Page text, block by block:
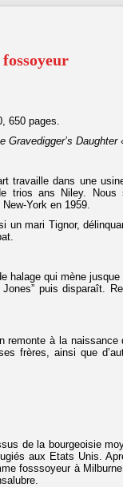
650 pages.
Gravedigger’s Daughter
travaille dans une
trios ans Niley. Nous
York en 1959.
mari Tignor,
qui mène jusque
Jones” puis disparaît.
à la naissance
frères, ainsi que
de la bourgeoisie
aux Etats Unis.
fosssoyeur à